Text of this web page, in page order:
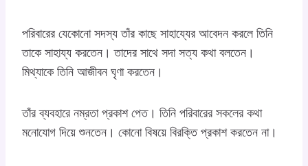
পরিবারের যেকোনো সদস্য তাঁর কাছে সাহায্যের আবেদন করলে তিনি
তাকে সাহায্য করতেন। তাদের সাথে সদা সত্য কথা বলতেন।
মিথ্যাকে তিনি আজীবন ঘৃণা করতেন।
তাঁর ব্যবহারে নম্রতা প্রকাশ পেত। তিনি পরিবারের সকলের কথা
মনোযোগ দিয়ে শুনতেন। কোনো বিষয়ে বিরক্তি প্রকাশ করতেন না।